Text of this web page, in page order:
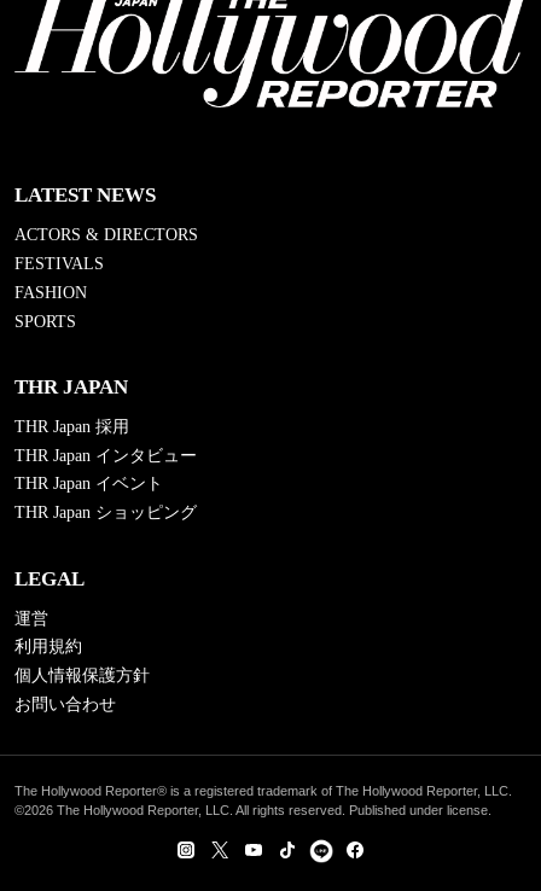
LATEST NEWS
ACTORS & DIRECTORS
FESTIVALS
FASHION
SPORTS
THR JAPAN
THR Japan 採用
THR Japan インタビュー
THR Japan イベント
THR Japan ショッピング
LEGAL
運営
利用規約
個人情報保護方針
お問い合わせ
The Hollywood Reporter® is a registered trademark of The Hollywood Reporter, LLC.
©2026 The Hollywood Reporter, LLC. All rights reserved. Published under license.